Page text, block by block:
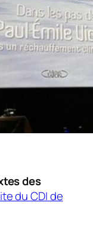
des
du CDI de